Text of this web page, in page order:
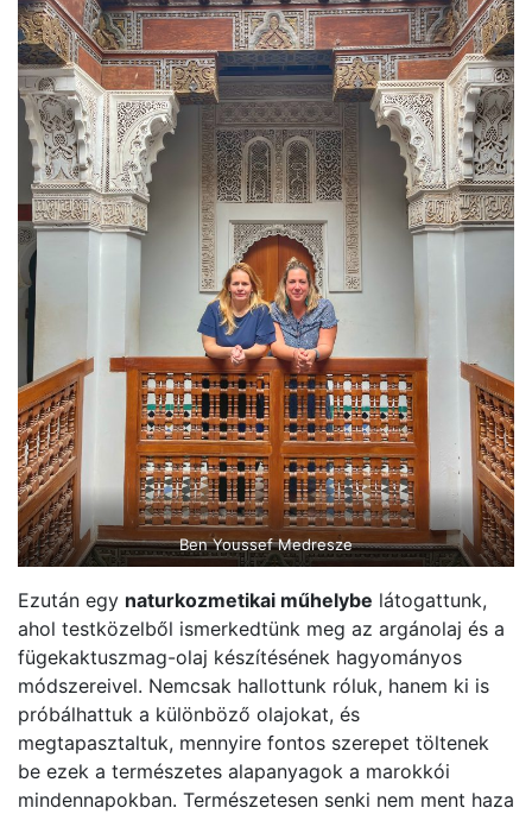
Ben Youssef Medresze
Ezután egy naturkozmetikai műhelybe látogattunk,
ahol testközelből ismerkedtünk meg az argánolaj és a
fügekaktuszmag-olaj készítésének hagyományos
módszereivel. Nemcsak hallottunk róluk, hanem ki is
próbálhattuk a különböző olajokat, és
megtapasztaltuk, mennyire fontos szerepet töltenek
be ezek a természetes alapanyagok a marokkói
mindennapokban. Természetesen senki nem ment haza